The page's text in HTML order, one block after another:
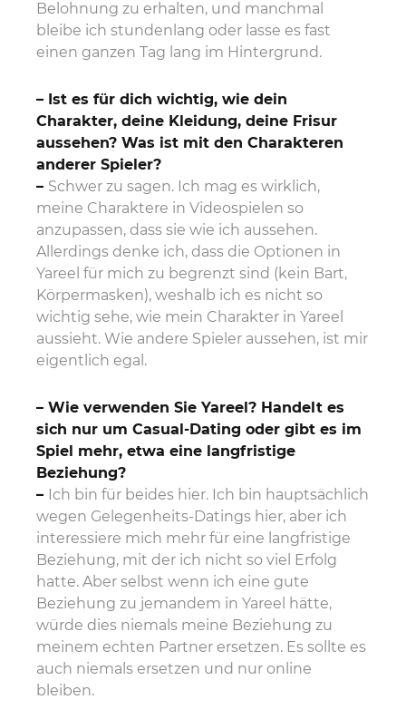
Belohnung zu erhalten, und manchmal
bleibe ich stundenlang oder lasse es fast
einen ganzen Tag lang im Hintergrund.
– Ist es für dich wichtig, wie dein
Charakter, deine Kleidung, deine Frisur
aussehen? Was ist mit den Charakteren
anderer Spieler?
– Schwer zu sagen. Ich mag es wirklich,
meine Charaktere in Videospielen so
anzupassen, dass sie wie ich aussehen.
Allerdings denke ich, dass die Optionen in
Yareel für mich zu begrenzt sind (kein Bart,
Körpermasken), weshalb ich es nicht so
wichtig sehe, wie mein Charakter in Yareel
aussieht. Wie andere Spieler aussehen, ist mir
eigentlich egal.
– Wie verwenden Sie Yareel? Handelt es
sich nur um Casual-Dating oder gibt es im
Spiel mehr, etwa eine langfristige
Beziehung?
– Ich bin für beides hier. Ich bin hauptsächlich
wegen Gelegenheits-Datings hier, aber ich
interessiere mich mehr für eine langfristige
Beziehung, mit der ich nicht so viel Erfolg
hatte. Aber selbst wenn ich eine gute
Beziehung zu jemandem in Yareel hätte,
würde dies niemals meine Beziehung zu
meinem echten Partner ersetzen. Es sollte es
auch niemals ersetzen und nur online
bleiben.